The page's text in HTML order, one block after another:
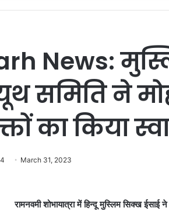
News:
समिति ने
का किया
March 31, 2023
रामनवमी शोभायात्रा में हिन्दू मुस्लिम सिक्ख